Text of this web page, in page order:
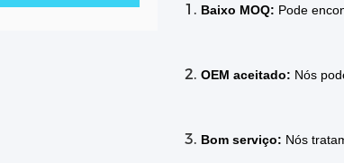
1. Baixo MOQ: Pode
2. OEM aceitado: Nós
3. Bom serviço: Nós